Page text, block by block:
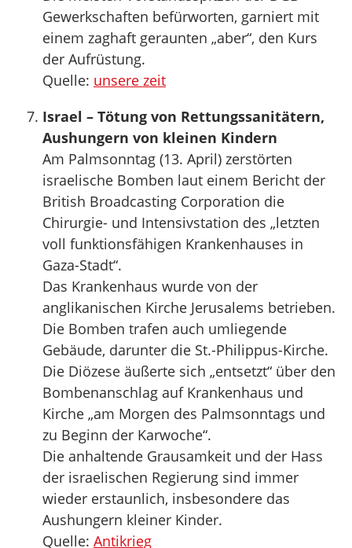
Gewerkschaften befürworten, garniert mit
einem zaghaft geraunten „aber“, den Kurs
der Aufrüstung.
Quelle: unsere zeit
Israel – Tötung von Rettungssanitätern,
Aushungern von kleinen Kindern
Am Palmsonntag (13. April) zerstörten
israelische Bomben laut einem Bericht der
British Broadcasting Corporation die
Chirurgie- und Intensivstation des „letzten
voll funktionsfähigen Krankenhauses in
Gaza-Stadt“.
Das Krankenhaus wurde von der
anglikanischen Kirche Jerusalems betrieben.
Die Bomben trafen auch umliegende
Gebäude, darunter die St.-Philippus-Kirche.
Die Diözese äußerte sich „entsetzt“ über den
Bombenanschlag auf Krankenhaus und
Kirche „am Morgen des Palmsonntags und
zu Beginn der Karwoche“.
Die anhaltende Grausamkeit und der Hass
der israelischen Regierung sind immer
wieder erstaunlich, insbesondere das
Aushungern kleiner Kinder.
Quelle: Antikrieg